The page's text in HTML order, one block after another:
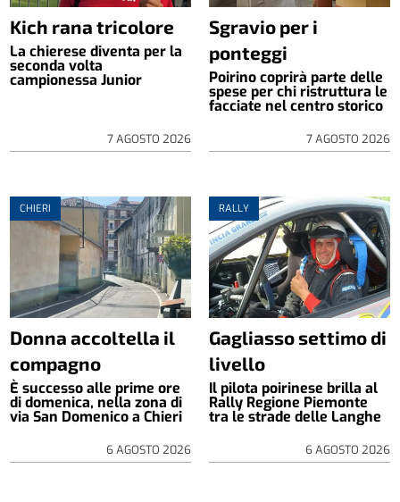
Kich rana tricolore
La chierese diventa per la
seconda volta
campionessa Junior
7 AGOSTO 2026
Sgravio per i
ponteggi
Poirino coprirà parte delle
spese per chi ristruttura le
facciate nel centro storico
7 AGOSTO 2026
CHIERI
Donna accoltella il
compagno
È successo alle prime ore
di domenica, nella zona di
via San Domenico a Chieri
6 AGOSTO 2026
RALLY
Gagliasso settimo di
livello
Il pilota poirinese brilla al
Rally Regione Piemonte
tra le strade delle Langhe
6 AGOSTO 2026